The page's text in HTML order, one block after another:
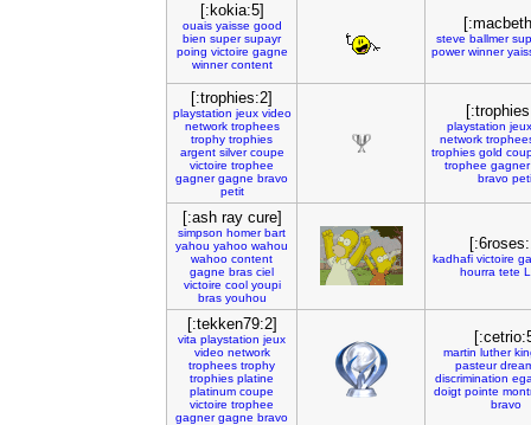
[:kokia:5]
ouais yaisse good
bien super supayr
poing victoire gagne
winner content
steve ballmer
power winner
[:trophies:2]
playstation jeux video
network trophees
trophy trophies
argent silver coupe
victoire trophee
gagner gagne bravo
petit
playstation jeux
network
trophies gold
trophee gagner
bravo
[:ash ray cure]
simpson homer bart
yahou yahoo wahou
wahoo content
gagne bras ciel
victoire cool youpi
bras youhou
kadhafi victoire
hourra tete
[:tekken79:2]
vita playstation jeux
video network
trophees trophy
trophies platine
platinum coupe
victoire trophee
gagner gagne bravo
martin luther
pasteur
discrimination
doigt pointe
bravo